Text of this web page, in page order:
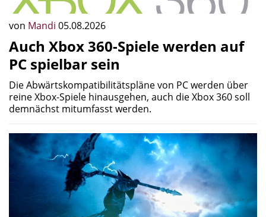
von Mandi 05.08.2026
Auch Xbox 360-Spiele werden auf
PC spielbar sein
Die Abwärtskompatibilitätspläne von PC werden über
reine Xbox-Spiele hinausgehen, auch die Xbox 360 soll
demnächst mitumfasst werden.